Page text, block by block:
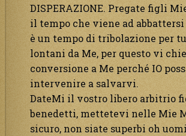
DISPERAZIONE. Pregate figli
il tempo che viene ad
è un tempo di tribolazione per
lontani da Me, per questo vi
conversione a Me perché IO
intervenire a salvarvi.
DateMi il vostro libero arbitrio
benedetti, mettetevi nelle Mie
sicuro, non siate superbi oh